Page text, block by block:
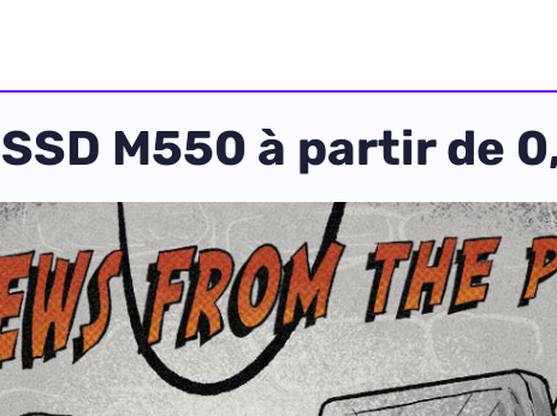
M550 à partir de